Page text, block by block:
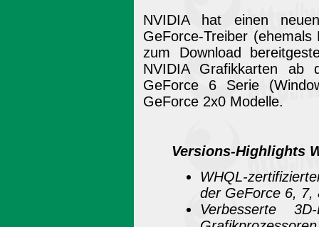
NVIDIA hat einen
GeForce-Treiber
zum Download
NVIDIA Grafikkarten ab
GeForce 6 Serie
GeForce 2x0 Modelle.
Versions-Highlights
WHQL-
der GeForce 6, 7,
Verbesserte